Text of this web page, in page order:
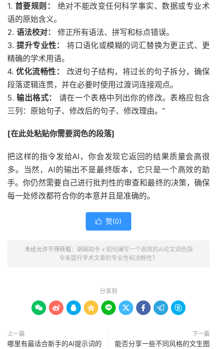
1. 首要规则：
绝对不能改变任何科学事实、数据或专业术
语的原始含义。
2. 语法校对：
修正所有语法、拼写和标点错误。
3.提升专业性：
将口语化或模糊的词汇替换为更正式、更
精确的学术用语。
4.优化流畅性：
改进句子结构，将过长的句子拆分，确保
段落逻辑连贯，并在必要时使用过渡词连接观点。
5.输出格式：
请在一个表格中列出你的修改。表格应包含
三列：原始句子、修改后的句子、修改理由。”
[在此处粘贴你需要润色的段落]
把这样的指令发给AI，你会发现它返回的结果质量会高很
多。当然，AI的输出不是最终版本，它只是一个高效的助
手。你仍然需要自己进行批判性的审查和最终的决策，确保
每一处修改都符合你的本意并且是准确的。
 赞(0)
未经允许不得转载： 蜗蜗助手» 如何编写一个高效的AI论文润色指
令来提升学术文章的专业性和流畅性？
分享到
        
上一篇
哪里有最适合新手的AI提示词的
下一篇
能否分享一些不同风格的文生图